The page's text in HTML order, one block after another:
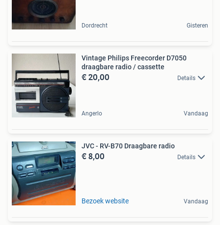
Dordrecht Gisteren
Vintage Philips Freecorder D7050
draagbare radio / cassette
€ 20,00 Details
Angerlo Vandaag
JVC - RV-B70 Draagbare radio
€ 8,00 Details
Bezoek website Vandaag